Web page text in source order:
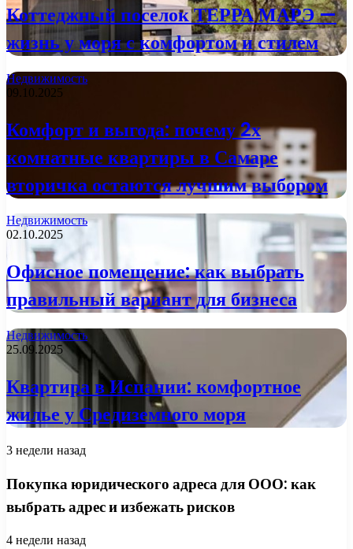
Коттеджный поселок ТЕРРА МАРЭ —
жизнь у моря с комфортом и стилем
Недвижимость
09.10.2025
Комфорт и выгода: почему 2х
комнатные квартиры в Самаре
вторичка остаются лучшим выбором
Недвижимость
02.10.2025
Офисное помещение: как выбрать
правильный вариант для бизнеса
Недвижимость
25.09.2025
Квартира в Испании: комфортное
жилье у Средиземного моря
3 недели назад
Покупка юридического адреса для ООО: как
выбрать адрес и избежать рисков
4 недели назад